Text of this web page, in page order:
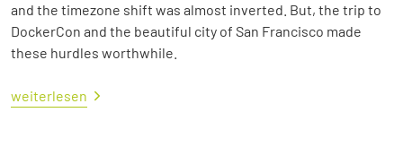
and the timezone shift was almost inverted. But, the trip to
DockerCon and the beautiful city of San Francisco made
these hurdles worthwhile.
weiterlesen